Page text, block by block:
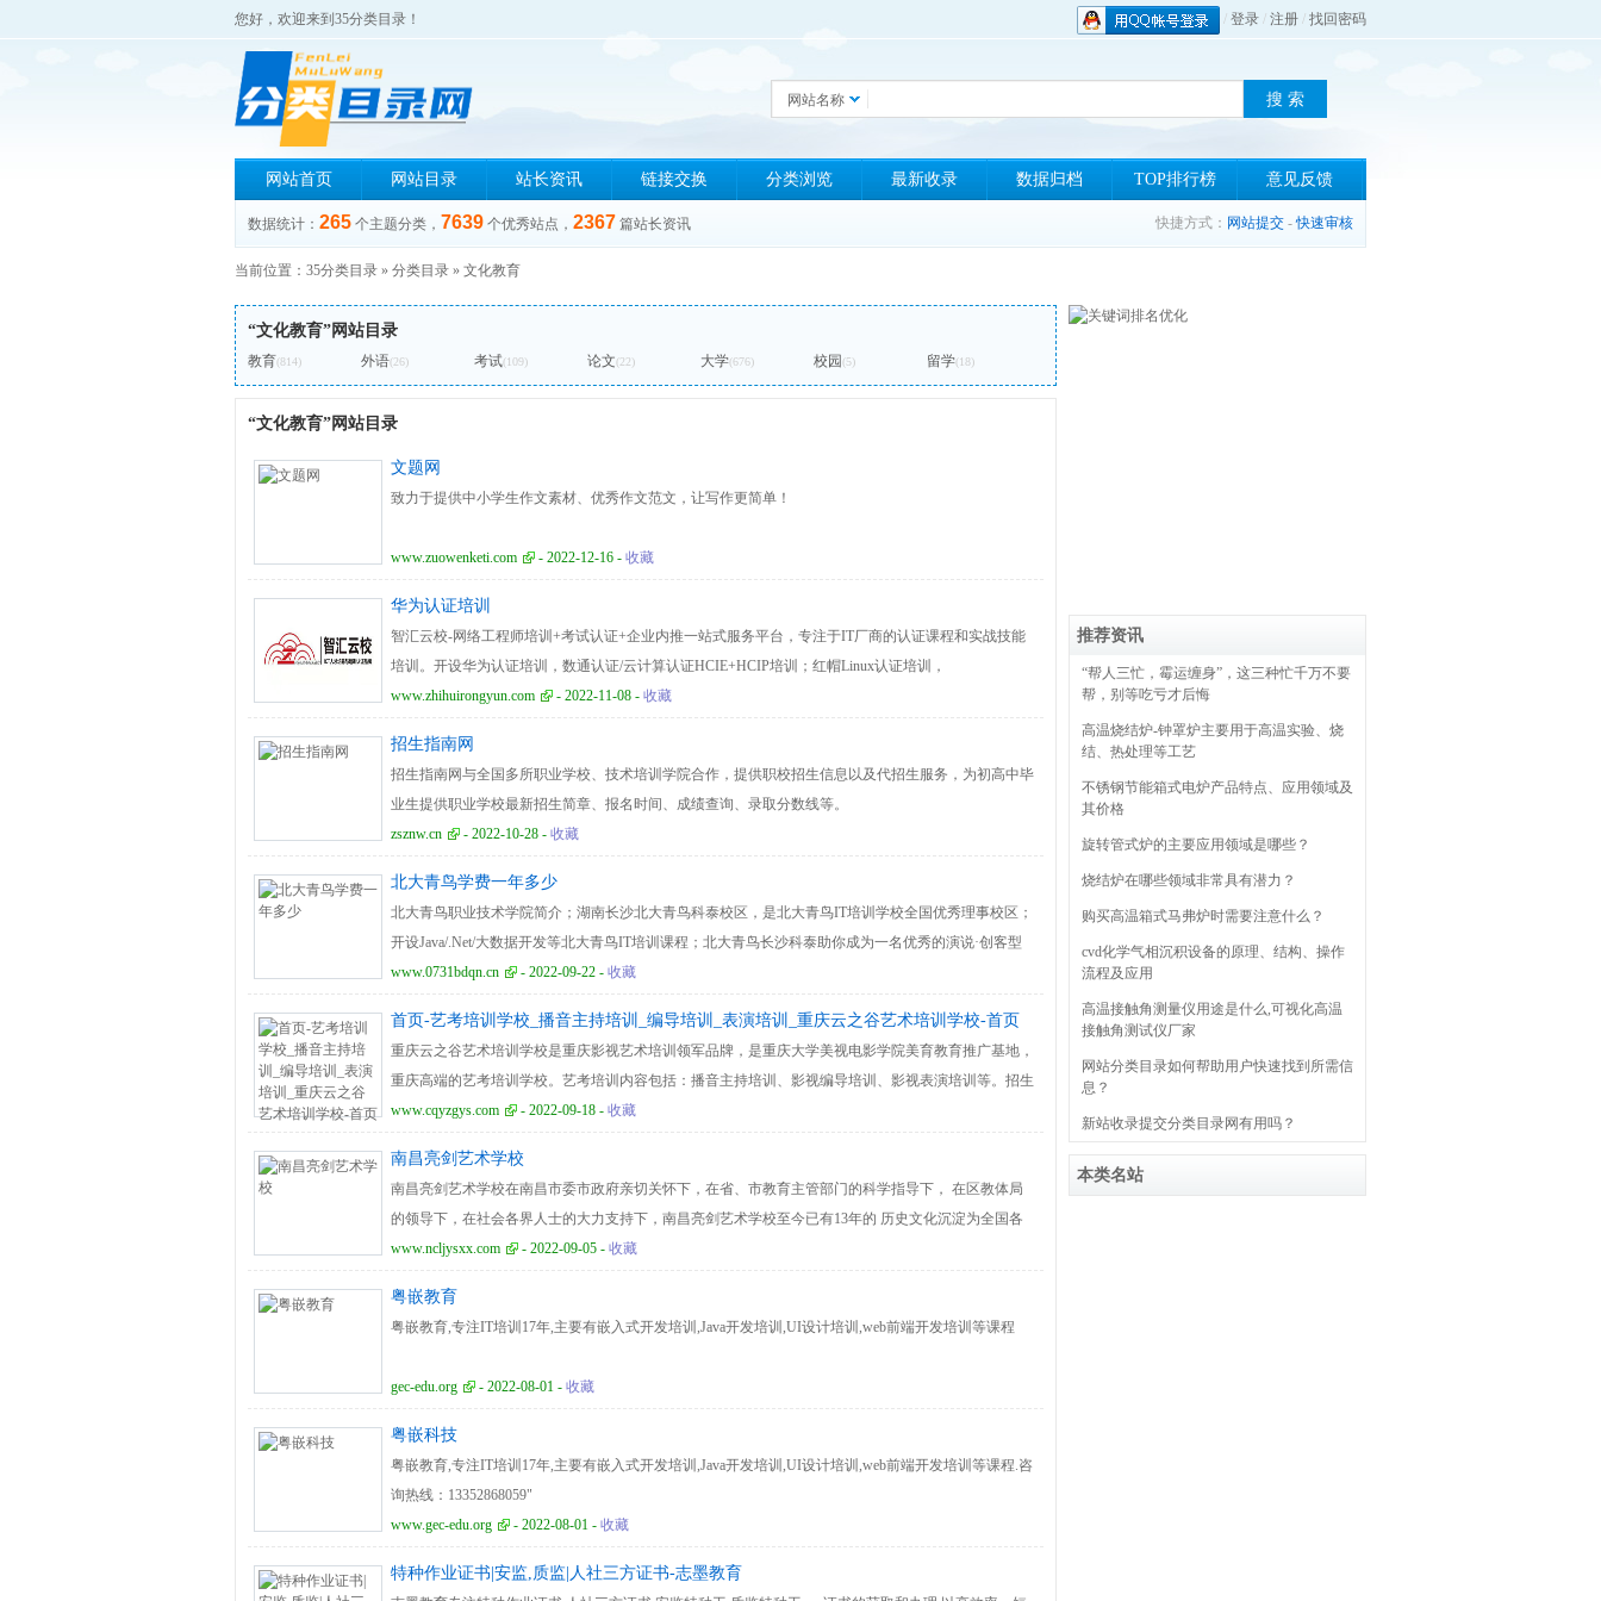
您好，欢迎来到35分类目录！ / 登录 / 注册 / 找回密码
网站名称
网站首页 网站目录 站长资讯 链接交换 分类浏览 最新收录 数据归档 TOP排行榜 意见反馈
数据统计： 265 个主题分类， 7639 个优秀站点， 2367 篇站长资讯 快捷方式： 网站提交 -快速审核
当前位置： 35分类目录 » 分类目录 » 文化教育
“文化教育”网站目录
教育(814) 外语(26) 考试(109) 论文(22) 大学(676) 校园(5) 留学(18)
“文化教育”网站目录
文题网
致力于提供中小学生作文素材、优秀作文范文，让写作更简单！
www.zuowenketi.com - 2022-12-16 - 收藏
华为认证培训
智汇云校-网络工程师培训+考试认证+企业内推一站式服务平台，专注于IT厂商的认证课程和实战技能
培训。开设华为认证培训，数通认证/云计算认证HCIE+HCIP培训；红帽Linux认证培训，
RHCA+RHCE+RHCSA培训。
www.zhihuirongyun.com - 2022-11-08 - 收藏
招生指南网
招生指南网与全国多所职业学校、技术培训学院合作，提供职校招生信息以及代招生服务，为初高中毕
业生提供职业学校最新招生简章、报名时间、成绩查询、录取分数线等。
zsznw.cn
- 2022-10-28 - 收藏
北大青鸟学费一年多少
北大青鸟职业技术学院简介；湖南长沙北大青鸟科泰校区，是北大青鸟IT培训学校全国优秀理事校区；
开设Java/.Net/大数据开发等北大青鸟IT培训课程；北大青鸟长沙科泰助你成为一名优秀的演说·创客型
跨境电商与互联网人才！北大青鸟学费一年多少，欢迎来电咨询
www.0731bdqn.cn - 2022-09-22 - 收藏
首页-艺考培训学校_播音主持培训_编导培训_表演培训_重庆云之谷艺术培训学校-首页
重庆云之谷艺术培训学校是重庆影视艺术培训领军品牌，是重庆大学美视电影学院美育教育推广基地，
重庆高端的艺考培训学校。艺考培训内容包括：播音主持培训、影视编导培训、影视表演培训等。招生
电话：023-62520266
www.cqyzgys.com - 2022-09-18 - 收藏
南昌亮剑艺术学校
南昌亮剑艺术学校在南昌市委市政府亲切关怀下，在省、市教育主管部门的科学指导下， 在区教体局
的领导下，在社会各界人士的大力支持下，南昌亮剑艺术学校至今已有13年的 历史文化沉淀为全国各
大高校输送了大量高素质人才，是英雄城市南昌的一个老牌艺术学校。
www.ncljysxx.com - 2022-09-05 - 收藏
粤嵌教育
粤嵌教育,专注IT培训17年,主要有嵌入式开发培训,Java开发培训,UI设计培训,web前端开发培训等课程
gec-edu.org - 2022-08-01 - 收藏
粤嵌科技
粤嵌教育,专注IT培训17年,主要有嵌入式开发培训,Java开发培训,UI设计培训,web前端开发培训等课程.咨
询热线：13352868059"
www.gec-edu.org
- 2022-08-01 - 收藏
特种作业证书|安监,质监|人社三方证书-志墨教育
推荐资讯
“帮人三忙，霉运缠身”，这三种忙千万不要
帮，别等吃亏才后悔
高温烧结炉-钟罩炉主要用于高温实验、烧
结、热处理等工艺
不锈钢节能箱式电炉产品特点、应用领域及
其价格
旋转管式炉的主要应用领域是哪些？
烧结炉在哪些领域非常具有潜力？
购买高温箱式马弗炉时需要注意什么？
cvd化学气相沉积设备的原理、结构、操作
流程及应用
高温接触角测量仪用途是什么,可视化高温
接触角测试仪厂家
网站分类目录如何帮助用户快速找到所需信
息？
新站收录提交分类目录网有用吗？
本类名站